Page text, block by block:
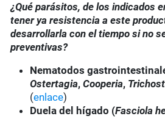
¿Qué parásitos, de los indicados
tener ya resistencia a este
desarrollarla con el tiempo si no
preventivas?
Nematodos
Ostertagia,Cooperia,
(enlace)
Duela del hígado (Fasciola